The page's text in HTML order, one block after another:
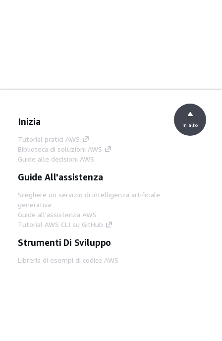
Inizia
Tutorial pratici AWS
Biblioteca di soluzioni AWS
Guide alle decisioni AWS
Guide All'assistenza
Scegliere un servizio di intelligenza artificiale
generativa
Guide all'assistenza AWS
Tutorial AWS CLI su GitHub
Strumenti Di Sviluppo
Libreria di esempi di codice AWS
in alto